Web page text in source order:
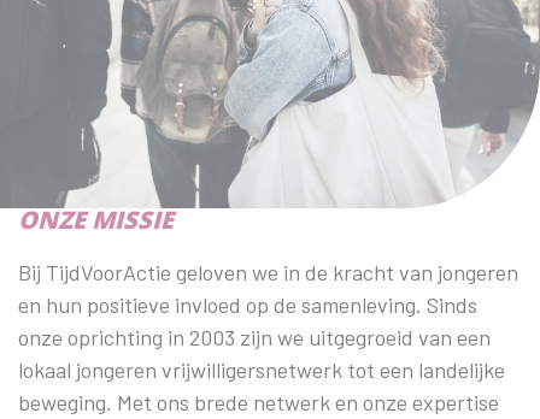
ONZE MISSIE
Bij TijdVoorActie geloven we in de kracht van jongeren
en hun positieve invloed op de samenleving. Sinds
onze oprichting in 2003 zijn we uitgegroeid van een
lokaal jongeren vrijwilligersnetwerk tot een landelijke
beweging. Met ons brede netwerk en onze expertise